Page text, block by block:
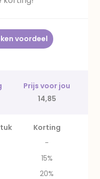
voordeel
Prijs voor jou
14,85
Korting
-
15%
20%